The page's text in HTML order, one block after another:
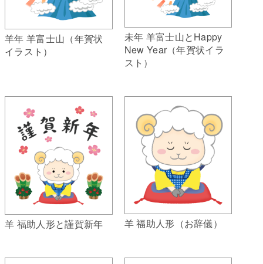
羊年 羊富士山（年賀状
イラスト）
未年 羊富士山とHappy
New Year（年賀状イラ
スト）
羊 福助人形と謹賀新年 羊 福助人形（お辞儀）